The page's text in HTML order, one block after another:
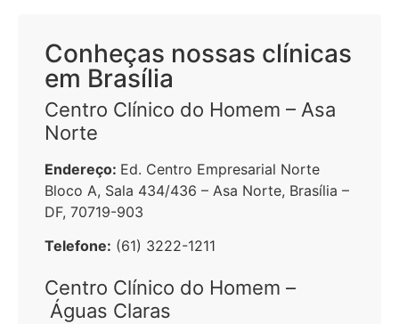
Conheças nossas clínicas
em Brasília
Centro Clínico do Homem – Asa
Norte
Endereço: Ed. Centro Empresarial Norte
Bloco A, Sala 434/436 – Asa Norte, Brasília –
DF, 70719-903
Telefone: (61) 3222-1211
Centro Clínico do Homem –
Águas Claras